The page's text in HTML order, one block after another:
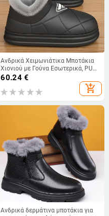
Ανδρικά Χειμωνιάτικα Μποτάκια
Χιονιού με Γούνα Εσωτερικά, PU
Άνω, PVC Εξωτερική Σόλα, Σόλα
60.24€
add_shopping_cart
Ανδρικά δερμάτινα μποτάκια για